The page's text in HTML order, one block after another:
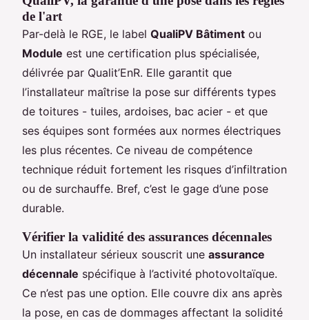
de l'art
Par-delà le RGE, le label QualiPV Bâtiment ou
Module est une certification plus spécialisée,
délivrée par Qualit’EnR. Elle garantit que
l’installateur maîtrise la pose sur différents types
de toitures - tuiles, ardoises, bac acier - et que
ses équipes sont formées aux normes électriques
les plus récentes. Ce niveau de compétence
technique réduit fortement les risques d’infiltration
ou de surchauffe. Bref, c’est le gage d’une pose
durable.
Vérifier la validité des assurances décennales
Un installateur sérieux souscrit une assurance
décennale spécifique à l’activité photovoltaïque.
Ce n’est pas une option. Elle couvre dix ans après
la pose, en cas de dommages affectant la solidité